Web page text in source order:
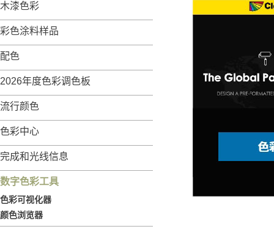
木漆色彩
彩色涂料样品
配色
2026年度色彩调色板
流行颜色
色彩中心
完成和光线信息
数字色彩工具
色彩可视化器
颜色浏览器